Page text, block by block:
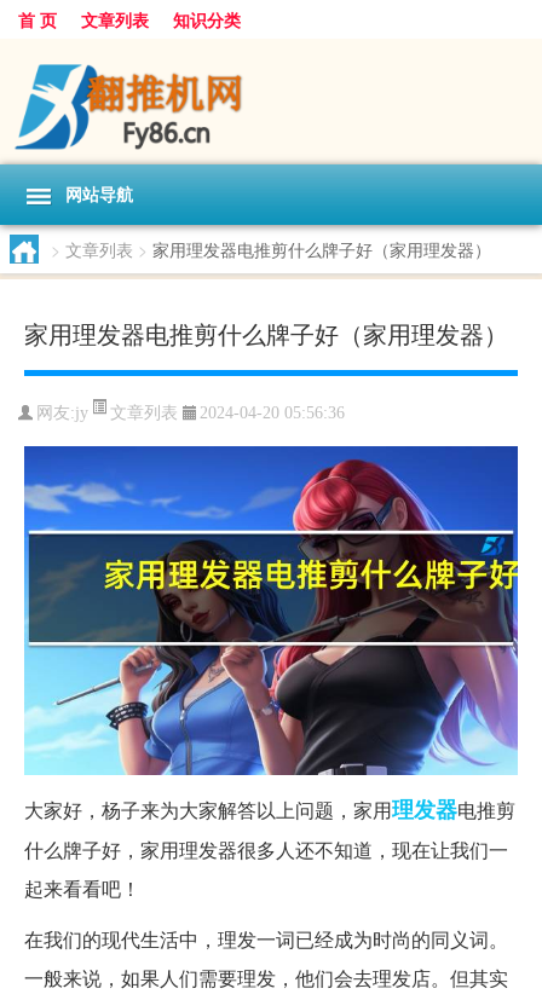
首 页 文章列表 知识分类
网站导航
> 文章列表 > 家用理发器电推剪什么牌子好（家用理发器）
家用理发器电推剪什么牌子好（家用理发器）
网友:jy 文章列表 2024-04-20 05:56:36
大家好，杨子来为大家解答以上问题，家用理发器电推剪
什么牌子好，家用理发器很多人还不知道，现在让我们一
起来看看吧！
在我们的现代生活中，理发一词已经成为时尚的同义词。
一般来说，如果人们需要理发，他们会去理发店。但其实